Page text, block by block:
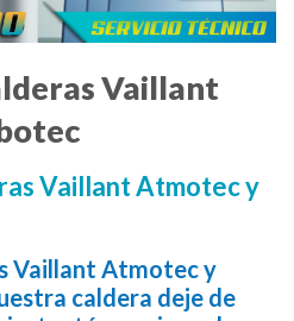
Vaillant
Vaillant Atmotec y
Vaillant Atmotec y
caldera deje de